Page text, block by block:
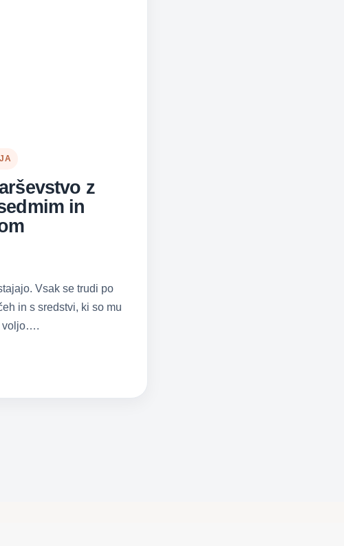
z
in
Vsak se trudi po
in s sredstvi, ki so mu
voljo….